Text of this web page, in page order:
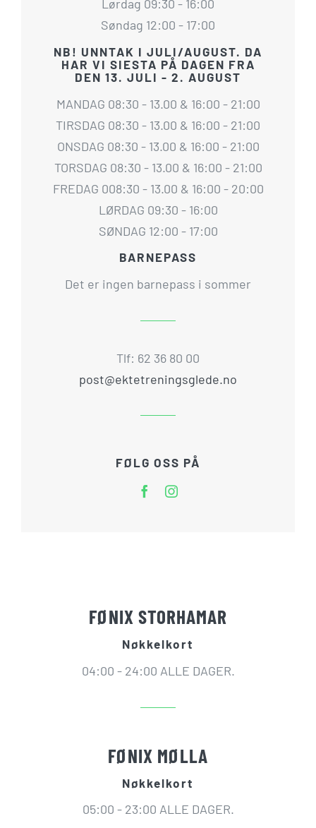
Lørdag 09:30 - 16:00
Søndag 12:00 - 17:00
NB! UNNTAK I JULI/AUGUST. DA
HAR VI SIESTA PÅ DAGEN FRA
DEN 13. JULI - 2. AUGUST
MANDAG 08:30 - 13.00 & 16:00 - 21:00
TIRSDAG 08:30 - 13.00 & 16:00 - 21:00
ONSDAG 08:30 - 13.00 & 16:00 - 21:00
TORSDAG 08:30 - 13.00 & 16:00 - 21:00
FREDAG 008:30 - 13.00 & 16:00 - 20:00
LØRDAG 09:30 - 16:00
SØNDAG 12:00 - 17:00
BARNEPASS
Det er ingen barnepass i sommer
Tlf: 62 36 80 00
post@ektetreningsglede.no
FØLG OSS PÅ
FØNIX STORHAMAR
Nøkkelkort
04:00 - 24:00 ALLE DAGER.
FØNIX MØLLA
Nøkkelkort
05:00 - 23:00 ALLE DAGER.